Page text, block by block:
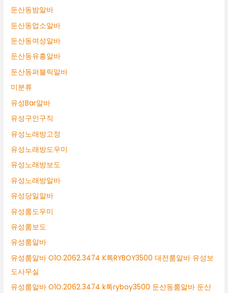
둔산동밤알바
둔산동업소알바
둔산동여성알바
둔산동유흥알바
둔산동퍼블릭알바
미분류
유성Bar알바
유성구인구직
유성노래방고정
유성노래방도우미
유성노래방보도
유성노래방알바
유성당일알바
유성룸도우미
유성룸보도
유성룸알바
유성룸알바 O1O.2062.3474 K톡RYBOY3500 대전룸알바 유성보
도사무실
유성룸알바 O1O.2062.3474 k톡ryboy3500 둔산동룸알바 둔산